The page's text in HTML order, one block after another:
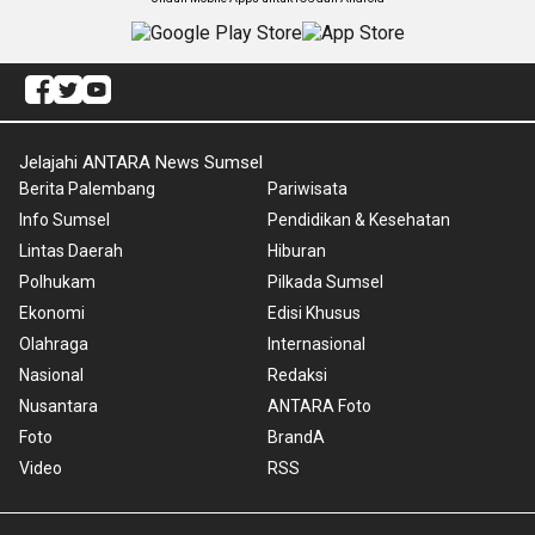
Jelajahi ANTARA News Sumsel
Berita Palembang
Info Sumsel
Lintas Daerah
Polhukam
Ekonomi
Olahraga
Nasional
Nusantara
Foto
Video
Pariwisata
Pendidikan & Kesehatan
Hiburan
Pilkada Sumsel
Edisi Khusus
Internasional
Redaksi
ANTARA Foto
BrandA
RSS